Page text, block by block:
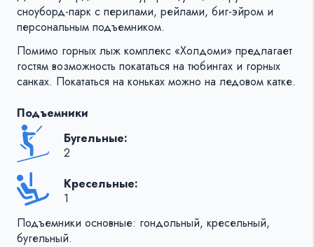
сноуборд-парк с перилами, рейлами, биг-эйром и
персональным подъемником.
Помимо горных лыж комплекс «Холдоми» предлагает
гостям возможность покататься на тюбингах и горных
санках. Покататься на коньках можно на ледовом катке.
Подъемники
Бугельные:
2
Кресельные:
1
Подъемники основные: гондольный, кресельный,
бугельный.